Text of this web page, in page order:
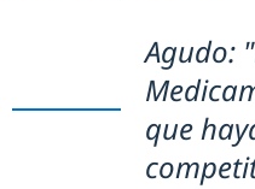
Agudo:
que